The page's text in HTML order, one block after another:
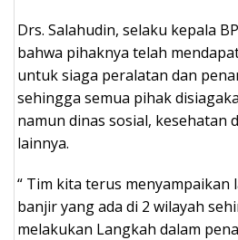
Drs. Salahudin, selaku kepala
bahwa pihaknya telah
untuk siaga peralatan dan
sehingga semua pihak
namun dinas sosial, kesehatan
lainnya.
“ Tim kita terus menyampaikan
banjir yang ada di 2 wilayah
melakukan Langkah dalam